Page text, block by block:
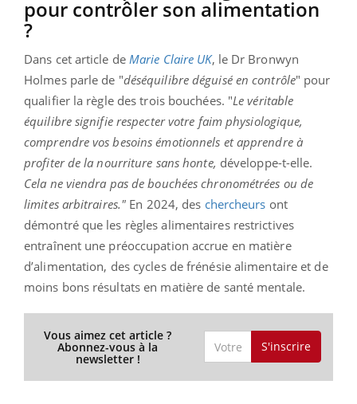
pour contrôler son alimentation
?
Dans cet article de Marie Claire UK, le Dr Bronwyn
Holmes parle de "déséquilibre déguisé en contrôle" pour
qualifier la règle des trois bouchées. "Le véritable
équilibre signifie respecter votre faim physiologique,
comprendre vos besoins émotionnels et apprendre à
profiter de la nourriture sans honte, développe-t-elle.
Cela ne viendra pas de bouchées chronométrées ou de
limites arbitraires." En 2024, des chercheurs ont
démontré que les règles alimentaires restrictives
entraînent une préoccupation accrue en matière
d’alimentation, des cycles de frénésie alimentaire et de
moins bons résultats en matière de santé mentale.
Vous aimez cet article ?
Abonnez-vous à la
newsletter !
S'inscrire